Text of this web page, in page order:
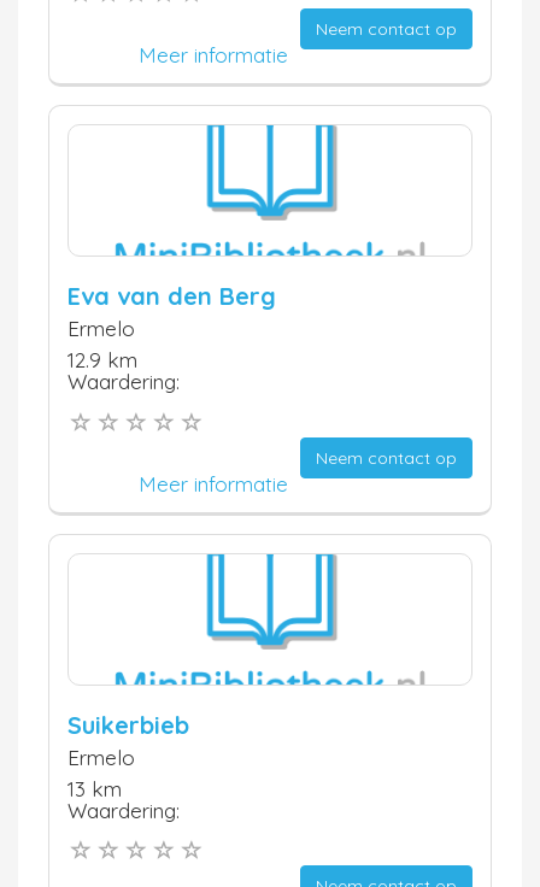
Neem contact op
Meer informatie
Eva van den Berg
Ermelo
12.9 km
Waardering:
Neem contact op
Meer informatie
Suikerbieb
Ermelo
13 km
Waardering: